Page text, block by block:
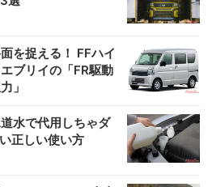
を捉える！ FFハイ
ブリイの「FR駆動
」
水で代用しちゃダ
正しい使い方